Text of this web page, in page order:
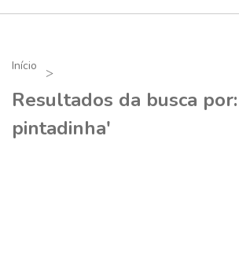
Início
Resultados da busca
pintadinha'